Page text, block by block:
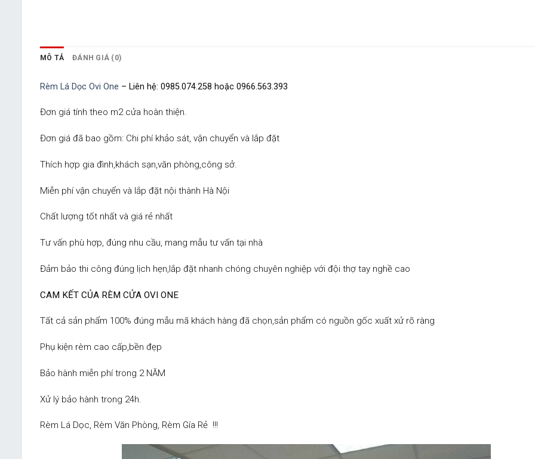
MÔ TẢ ĐÁNH GIÁ (0)
Rèm Lá Dọc Ovi One – Liên hệ: 0985.074.258 hoặc 0966.563.393
Đơn giá tính theo m2 cửa hoàn thiện.
Đơn giá đã bao gồm: Chi phí khảo sát, vận chuyển và lắp đặt
Thích hợp gia đình,khách sạn,văn phòng,công sở.
Miễn phí vận chuyển và lắp đặt nội thành Hà Nội
Chất lượng tốt nhất và giá rẻ nhất
Tư vấn phù hợp, đúng nhu cầu, mang mẫu tư vấn tại nhà
Đảm bảo thi công đúng lịch hẹn,lắp đặt nhanh chóng chuyên nghiệp với đội thợ tay nghề cao
CAM KẾT CỦA RÈM CỬA OVI ONE
Tất cả sản phẩm 100% đúng mẫu mã khách hàng đã chọn,sản phẩm có nguồn gốc xuất xử rõ ràng
Phụ kiện rèm cao cấp,bền đẹp
Bảo hành miễn phí trong 2 NĂM
Xử lý bảo hành trong 24h.
Rèm Lá Dọc, Rèm Văn Phòng, Rèm Gía Rẻ !!!